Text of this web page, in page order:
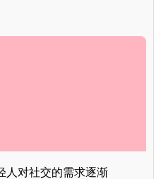
人对社交的需求逐渐